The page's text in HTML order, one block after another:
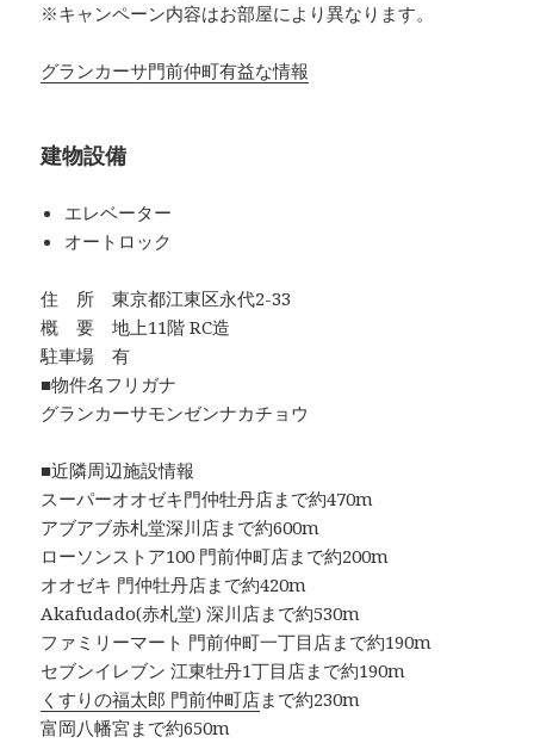
※キャンペーン内容はお部屋により異なります。
グランカーサ門前仲町有益な情報
建物設備
エレベーター
オートロック
住 所 東京都江東区永代2-33
概 要 地上11階 RC造
駐車場 有
■物件名フリガナ
グランカーサモンゼンナカチョウ
■近隣周辺施設情報
スーパーオオゼキ門仲牡丹店まで約470m
アブアブ赤札堂深川店まで約600m
ローソンストア100 門前仲町店まで約200m
オオゼキ 門仲牡丹店まで約420m
Akafudado(赤札堂) 深川店まで約530m
ファミリーマート 門前仲町一丁目店まで約190m
セブンイレブン 江東牡丹1丁目店まで約190m
くすりの福太郎 門前仲町店まで約230m
富岡八幡宮まで約650m